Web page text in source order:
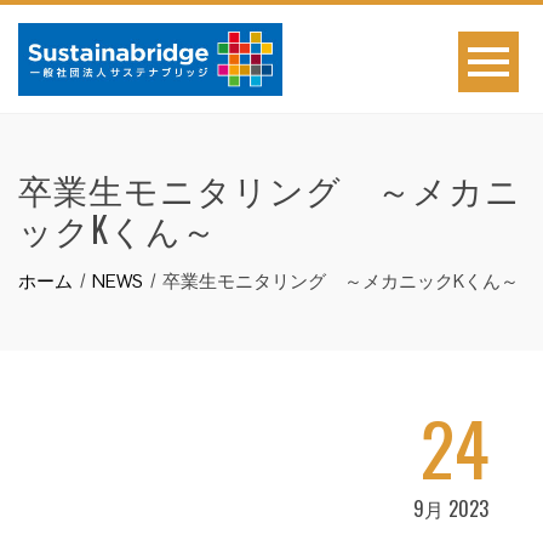
卒業生モニタリング ～メカニ
ックKくん～
ホーム NEWS 卒業生モニタリング ～メカニックKくん～
24
9月 2023